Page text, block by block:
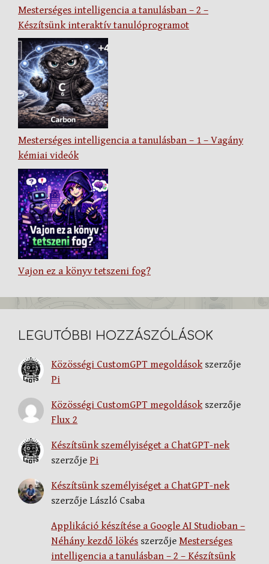
Mesterséges intelligencia a tanulásban – 2 –
Készítsünk interaktív tanulóprogramot
Mesterséges intelligencia a tanulásban – 1 – Vagány
kémiai videók
Vajon ez a könyv tetszeni fog?
LEGUTÓBBI HOZZÁSZÓLÁSOK
Közösségi CustomGPT megoldásokszerzője
Pi
Közösségi CustomGPT megoldásokszerzője
Flux 2
Készítsünk személyiséget a ChatGPT-nek
szerzője Pi
Készítsünk személyiséget a ChatGPT-nek
szerzője László Csaba
Applikáció készítése a Google AI Studioban –
Néhány kezdő lökés szerzőjeMesterséges
intelligencia a tanulásban – 2 – Készítsünk